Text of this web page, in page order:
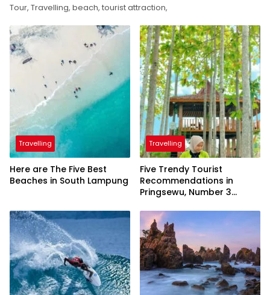
Tour, Travelling, beach, tourist attraction,
Travelling
Here are The Five Best
Beaches in South Lampung
Travelling
Five Trendy Tourist
Recommendations in
Pringsewu, Number 3
President